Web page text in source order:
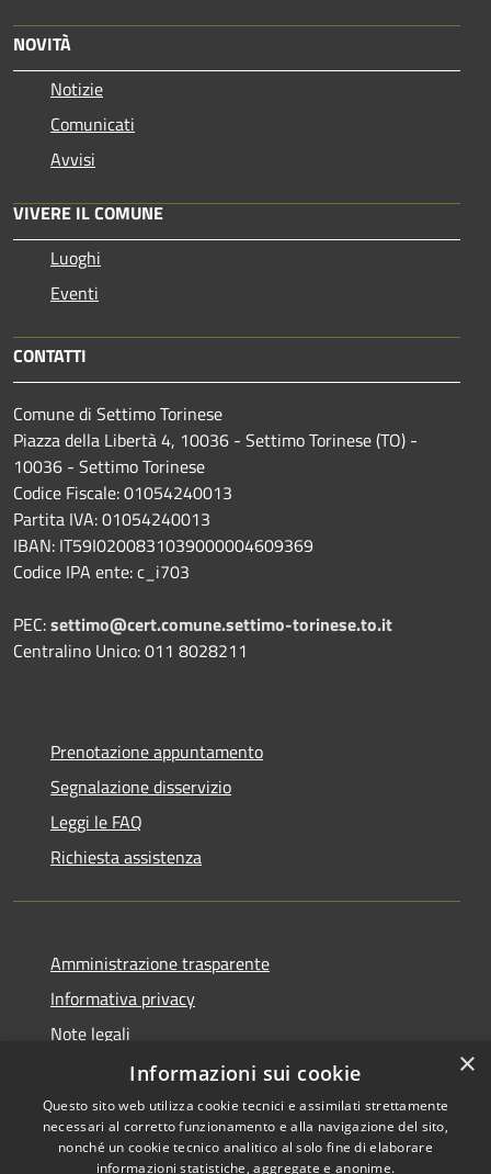
NOVITÀ
Notizie
Comunicati
Avvisi
VIVERE IL COMUNE
Luoghi
Eventi
CONTATTI
Comune di Settimo Torinese
Piazza della Libertà 4, 10036 - Settimo Torinese (TO) -
10036 - Settimo Torinese
Codice Fiscale: 01054240013
Partita IVA: 01054240013
IBAN: IT59I0200831039000004609369
Codice IPA ente: c_i703
PEC:settimo@cert.comune.settimo-torinese.to.it
Centralino Unico: 011 8028211
Prenotazione appuntamento
Segnalazione disservizio
Leggi le FAQ
Richiesta assistenza
Amministrazione trasparente
Informativa privacy
Note legali
Dichiarazione di accessibilità
×
Informazioni sui cookie
Questo sito web utilizza cookie tecnici e assimilati strettamente
necessari al corretto funzionamento e alla navigazione del sito,
nonché un cookie tecnico analitico al solo fine di elaborare
informazioni statistiche, aggregate e anonime.